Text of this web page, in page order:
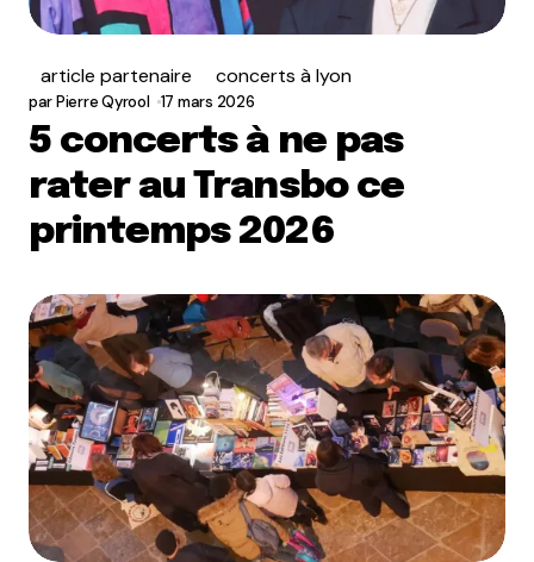
article partenaire concerts à lyon
parPierre Qyrool 17 mars 2026
5 concerts à ne pas
rater au Transbo ce
printemps 2026